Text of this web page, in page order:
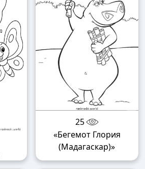
25
«Бегемот Глория
(Мадагаскар)»